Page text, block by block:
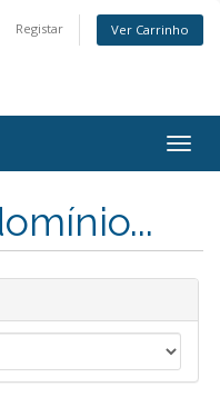
Registar Ver Carrinho